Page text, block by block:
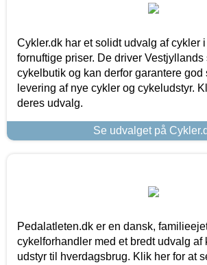
Cykler.dk har et solidt udvalg af cykler i
fornuftige priser. De driver Vestjyllands
cykelbutik og kan derfor garantere god
levering af nye cykler og cykeludstyr.
deres udvalg.
Se udvalget på
Pedalatleten.dk er en dansk,
cykelforhandler med et bredt udvalg af
udstyr til hverdagsbrug. Klik her for at